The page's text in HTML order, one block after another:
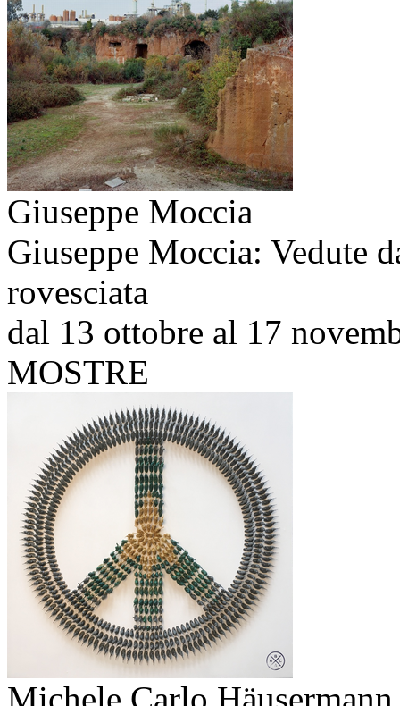
Giuseppe Moccia
Giuseppe Moccia: Vedute
rovesciata
dal 13 ottobre al 17
MOSTRE